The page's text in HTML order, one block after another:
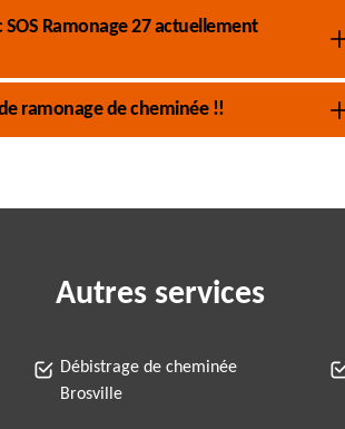
Ramonage 27 actuellement
ramonage de cheminée !!
Autres services
Débistrage de cheminée
Brosville